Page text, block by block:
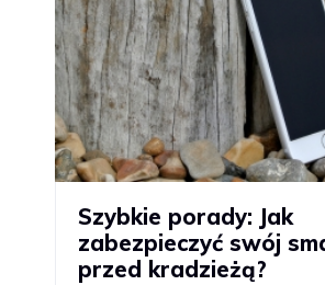
Szybkie porady: Jak
zabezpieczyć swój
przed kradzieżą?